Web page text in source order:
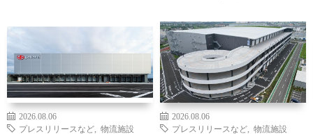
2026.08.06
プレスリリースなど
物流施設
2026.08.06
プレスリリースなど
物流施設